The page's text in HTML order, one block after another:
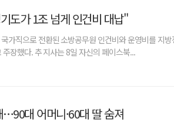
도가 1조 넘게 인건비 대납"
가직으로 전환된 소방공무원 인건비와 운영비를 지
장했다. 추 지사는 8일 자신의 페이스북...
대 어머니·60대 딸 숨져